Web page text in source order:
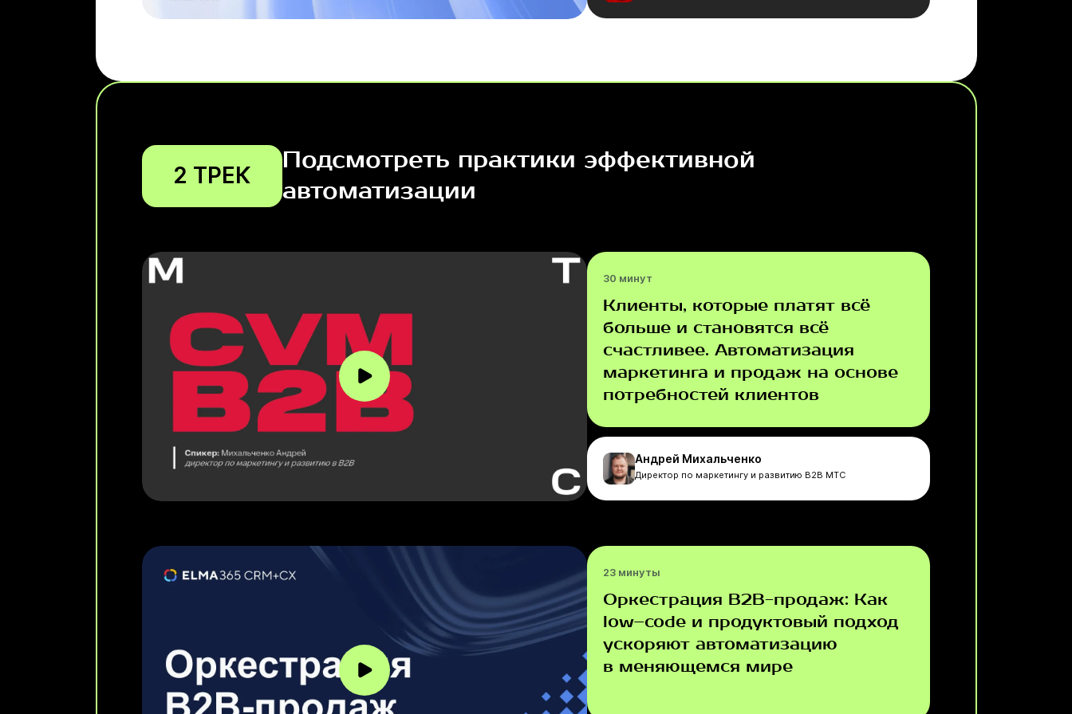
2 ТРЕК
Подсмотреть практики эффективной
автоматизации
30 минут
Клиенты, которые платят всё
больше и становятся всё
счастливее. Автоматизация
маркетинга и продаж на основе
потребностей клиентов
Андрей Михальченко
Директор по маркетингу и развитию B2B МТС
23 минуты
Оркестрация B2B-продаж: Как
low–code и продуктовый подход
ускоряют автоматизацию
в меняющемся мире